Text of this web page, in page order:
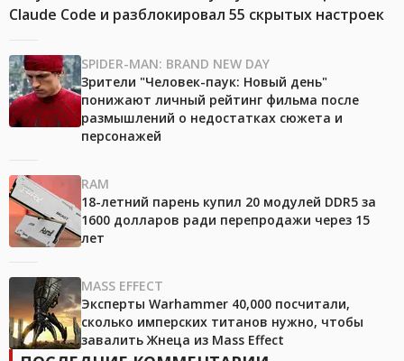
Claude Code и разблокировал 55 скрытых настроек
SPIDER-MAN: BRAND NEW DAY
Зрители "Человек-паук: Новый день"
понижают личный рейтинг фильма после
размышлений о недостатках сюжета и
персонажей
RAM
18-летний парень купил 20 модулей DDR5 за
1600 долларов ради перепродажи через 15
лет
MASS EFFECT
Эксперты Warhammer 40,000 посчитали,
сколько имперских титанов нужно, чтобы
завалить Жнеца из Mass Effect